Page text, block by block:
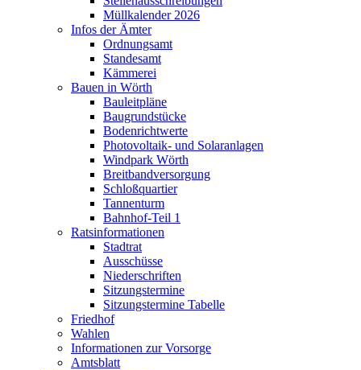
Müllkalender 2026
Infos der Ämter
Ordnungsamt
Standesamt
Kämmerei
Bauen in Wörth
Bauleitpläne
Baugrundstücke
Bodenrichtwerte
Photovoltaik- und Solaranlagen
Windpark Wörth
Breitbandversorgung
Schloßquartier
Tannenturm
Bahnhof-Teil 1
Ratsinformationen
Stadtrat
Ausschüsse
Niederschriften
Sitzungstermine
Sitzungstermine Tabelle
Friedhof
Wahlen
Informationen zur Vorsorge
Amtsblatt